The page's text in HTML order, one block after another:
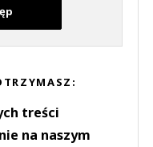
treści
na naszym